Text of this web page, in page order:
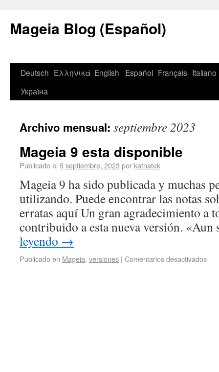
Mageia Blog (Español)
Deutsch Ελληνικά English Español Français Italiano
Україна
Archivo mensual: septiembre 2023
Mageia 9 esta disponible
Publicado el 5 septiembre, 2023 por katnatek
Mageia 9 ha sido publicada y muchas
utilizando. Puede encontrar las notas
erratas aquí Un gran agradecimiento a
contribuido a esta nueva versión.
leyendo →
Publicado en Mageia, versiones | Comentarios desactivados